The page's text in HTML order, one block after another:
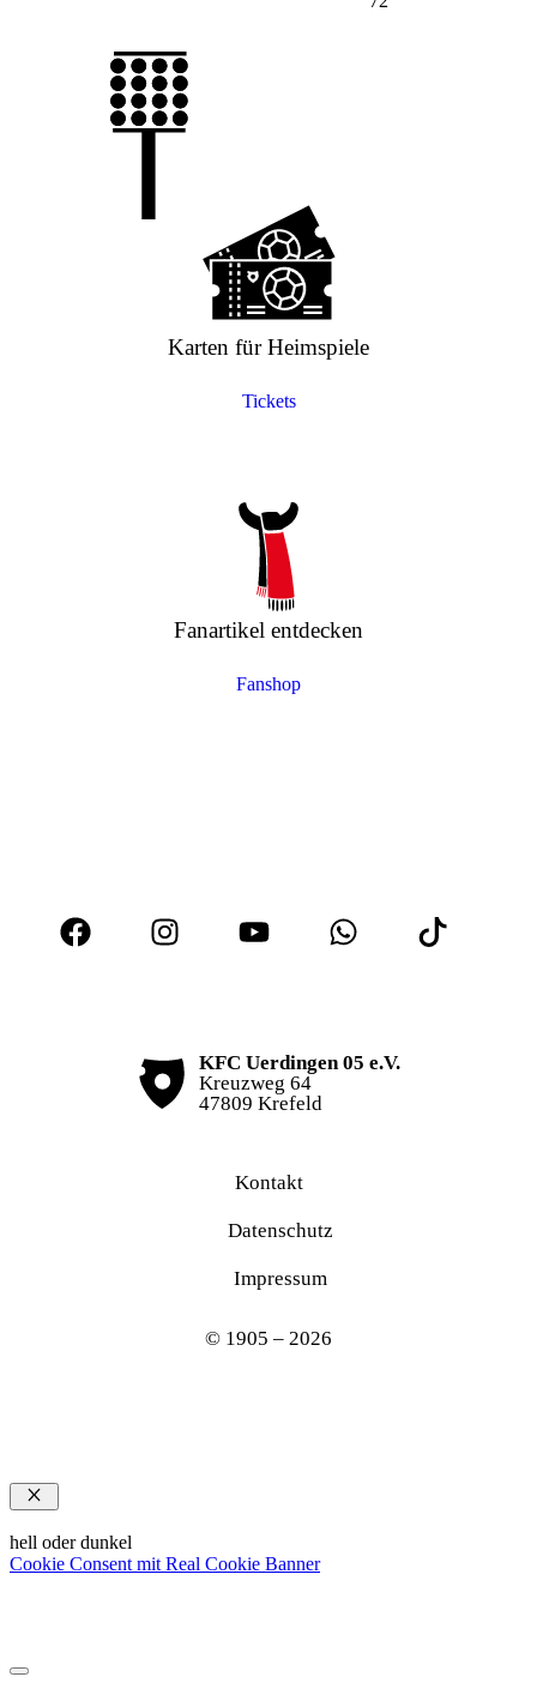
Karten für Heimspiele
Tickets
Fanartikel entdecken
Fanshop
KFC Uerdingen 05 e.V.
Kreuzweg 64
47809 Krefeld
Kontakt
Datenschutz
Impressum
© 1905 – 2026
Schließen
hell oder dunkel
Cookie Consent mit Real Cookie Banner